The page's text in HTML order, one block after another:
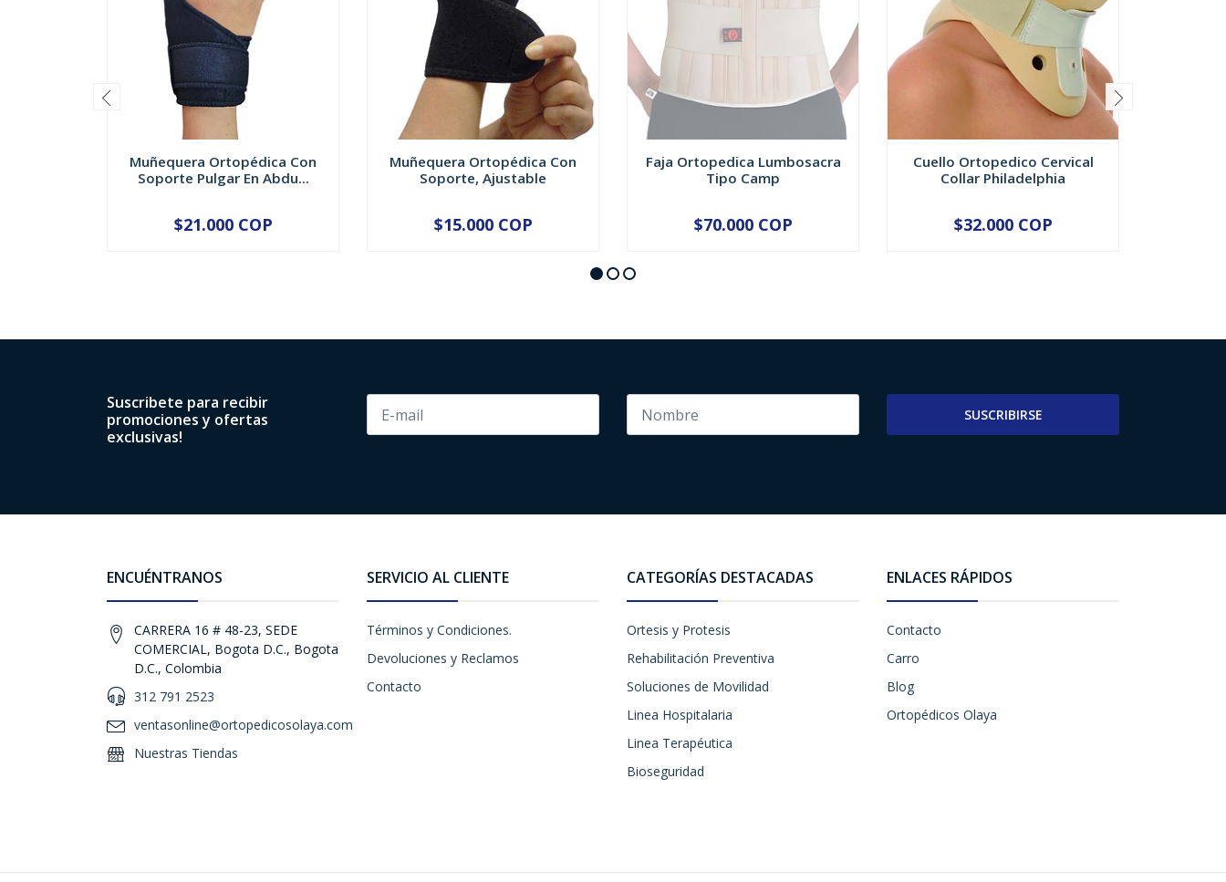
Muñequera Ortopédica Con
Soporte Pulgar En Abdu...
+
$21.000 COP
Muñequera Ortopédica Con
Soporte, Ajustable
VER OPCIONES
$15.000 COP
Faja Ortopedica Lumbosacra
Tipo Camp
NO DISPONIBLE
$70.000 COP
Cuello Ortopedico Cervical
Collar Philadelphia
VER OPCIONES
$32.000 COP
Suscribete para recibir
promociones y ofertas
exclusivas!
SUSCRIBIRSE
ENCUÉNTRANOS
CARRERA 16 # 48-23, SEDE
COMERCIAL, Bogota D.C., Bogota
D.C., Colombia
312 791 2523
ventasonline@ortopedicosolaya.com
Nuestras Tiendas
SERVICIO AL CLIENTE
Términos y Condiciones.
Devoluciones y Reclamos
Contacto
CATEGORÍAS DESTACADAS
Ortesis y Protesis
Rehabilitación Preventiva
Soluciones de Movilidad
Linea Hospitalaria
Linea Terapéutica
Bioseguridad
ENLACES RÁPIDOS
Contacto
Carro
Blog
Ortopédicos Olaya